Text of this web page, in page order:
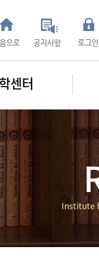
로그인
공지사항
으로
센터
Institute